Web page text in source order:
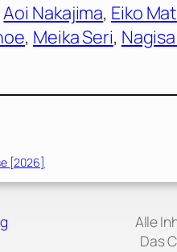
Aoi Nakajima, Eiko
, Meika Seri,
[2026]
Alle
Das